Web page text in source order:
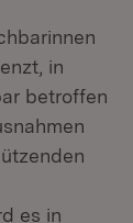
in
betroffen
es in